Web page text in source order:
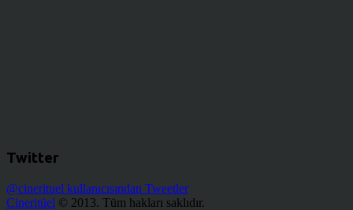
Twitter
@cinerituel kullanıcısından Tweetler
Cineritüel © 2013. Tüm hakları saklıdır.